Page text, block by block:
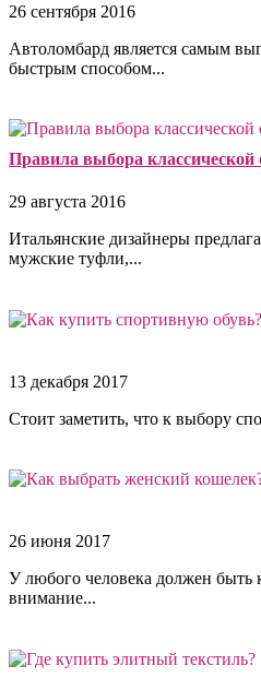
26 сентября 2016
Автоломбард является самым
быстрым способом...
Правила выбора
29 августа 2016
Итальянские дизайнеры
мужские туфли,...
13 декабря 2017
Стоит заметить, что к выбору
26 июня 2017
У любого человека должен быть
внимание...